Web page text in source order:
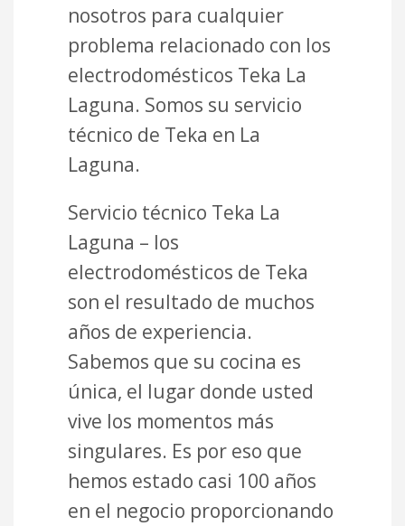
nosotros para cualquier
problema relacionado con los
electrodomésticos Teka La
Laguna. Somos su servicio
técnico de Teka en La
Laguna.
Servicio técnico Teka La
Laguna – los
electrodomésticos de Teka
son el resultado de muchos
años de experiencia.
Sabemos que su cocina es
única, el lugar donde usted
vive los momentos más
singulares. Es por eso que
hemos estado casi 100 años
en el negocio proporcionando